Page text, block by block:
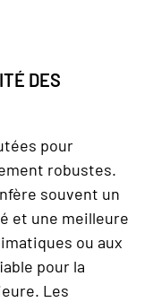
DES
pour
robustes.
souvent un
et une meilleure
ou aux
pour la
Les